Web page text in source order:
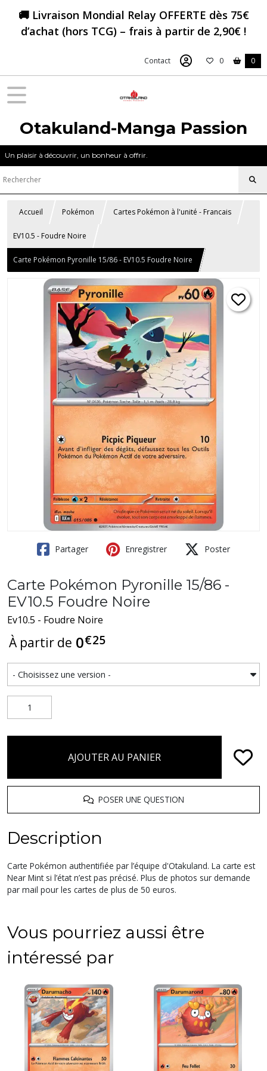
🚚 Livraison Mondial Relay OFFERTE dès 75€
d’achat (hors TCG) – frais à partir de 2,90€ !
Contact 0 0
Otakuland-Manga Passion
Un plaisir à découvrir, un bonheur à offrir.
Accueil Pokémon Cartes Pokémon à l'unité - Francais
EV10.5 - Foudre Noire
Carte Pokémon Pyronille 15/86 - EV10.5 Foudre Noire
Partager Enregistrer Poster
Carte Pokémon Pyronille 15/86 -
EV10.5 Foudre Noire
Ev10.5 - Foudre Noire
À partir de 0€25
AJOUTER AU PANIER
POSER UNE QUESTION
Description
Carte Pokémon authentifiée par l’équipe d'Otakuland. La carte est
Near Mint si l’état n’est pas précisé. Plus de photos sur demande
par mail pour les cartes de plus de 50 euros.
Vous pourriez aussi être
intéressé par